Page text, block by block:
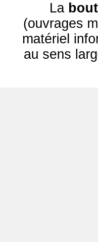
La
(ouvrages
matériel
au sens